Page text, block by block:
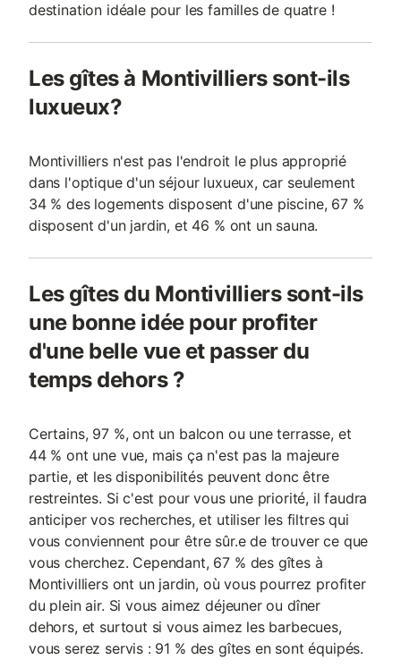
destination idéale pour les familles de quatre !
Les gîtes à Montivilliers sont-ils
luxueux?
Montivilliers n'est pas l'endroit le plus approprié
dans l'optique d'un séjour luxueux, car seulement
34 % des logements disposent d'une piscine, 67 %
disposent d'un jardin, et 46 % ont un sauna.
Les gîtes du Montivilliers sont-ils
une bonne idée pour profiter
d'une belle vue et passer du
temps dehors ?
Certains, 97 %, ont un balcon ou une terrasse, et
44 % ont une vue, mais ça n'est pas la majeure
partie, et les disponibilités peuvent donc être
restreintes. Si c'est pour vous une priorité, il faudra
anticiper vos recherches, et utiliser les filtres qui
vous conviennent pour être sûr.e de trouver ce que
vous cherchez. Cependant, 67 % des gîtes à
Montivilliers ont un jardin, où vous pourrez profiter
du plein air. Si vous aimez déjeuner ou dîner
dehors, et surtout si vous aimez les barbecues,
vous serez servis : 91 % des gîtes en sont équipés.